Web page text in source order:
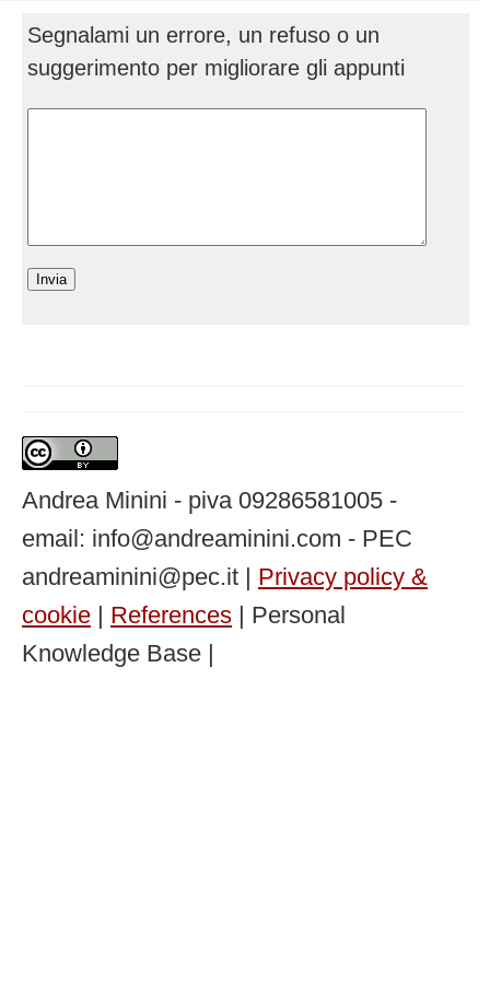
Segnalami un errore, un refuso o un
suggerimento per migliorare gli appunti
Andrea Minini - piva 09286581005 -
email: info@andreaminini.com - PEC
andreaminini@pec.it | Privacy policy &
cookie | References | Personal
Knowledge Base |